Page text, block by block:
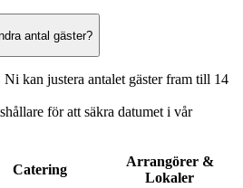
antal gäster?
kan justera antalet gäster fram till 14
för att säkra datumet i vår
Catering
Arrangörer &
Lokaler